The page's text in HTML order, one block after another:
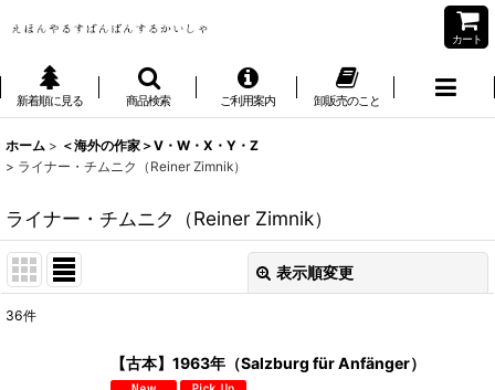
カート
新着順に見る 商品検索 ご利用案内 卸販売のこと
ホーム > ＜海外の作家＞V・W・X・Y・Z
> ライナー・チムニク（Reiner Zimnik）
ライナー・チムニク（Reiner Zimnik）
表示順変更
36件
【古本】1963年（Salzburg für Anfänger）